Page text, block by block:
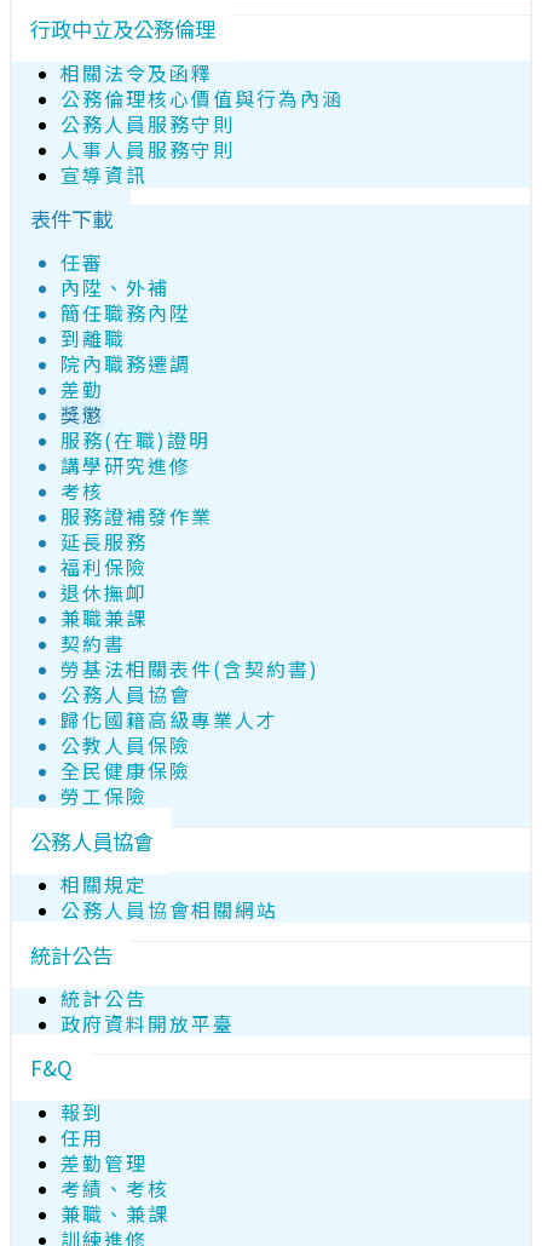
行政中立及公務倫理
相關法令及函釋
公務倫理核心價值與行為內涵
公務人員服務守則
人事人員服務守則
宣導資訊
表件下載
任審
內陞、外補
簡任職務內陞
到離職
院內職務遷調
差勤
獎懲
服務(在職)證明
講學研究進修
考核
服務證補發作業
延長服務
福利保險
退休撫卹
兼職兼課
契約書
勞基法相關表件(含契約書)
公務人員協會
歸化國籍高級專業人才
公教人員保險
全民健康保險
勞工保險
公務人員協會
相關規定
公務人員協會相關網站
統計公告
統計公告
政府資料開放平臺
F&Q
報到
任用
差勤管理
考績、考核
兼職、兼課
訓練進修